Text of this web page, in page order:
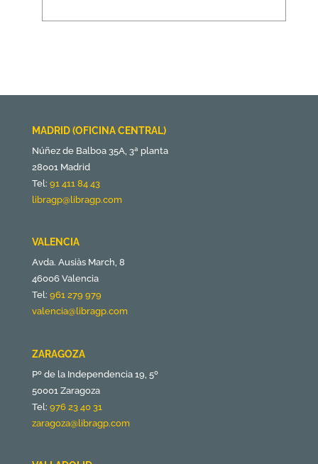
MADRID (OFICINA CENTRAL)
Núñez de Balboa 35A, 3ª planta
28001 Madrid
Tel: 91 411 84 43
libragp@libragp.com
VALENCIA
Avda. Ausiàs March, 8
46006 Valencia
Tel: 961 279 979
valencia@libragp.com
ZARAGOZA
Pº de la Independencia 19, 5º
50001 Zaragoza
Tel: 976 23 40 31
zaragoza@libragp.com